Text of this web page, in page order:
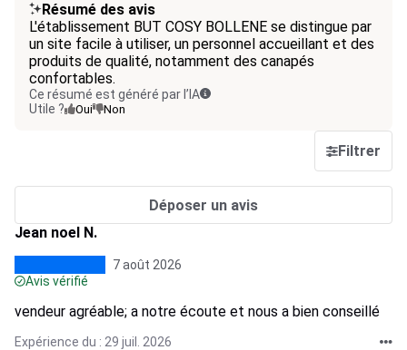
Résumé des avis
L'établissement BUT COSY BOLLENE se distingue par
un site facile à utiliser, un personnel accueillant et des
produits de qualité, notamment des canapés
confortables.
Ce résumé est généré par l’IA
Utile ?
Oui Non
Filtrer
Déposer un avis
Jean noel N.
7 août 2026
Avis vérifié
vendeur agréable; a notre écoute et nous a bien conseillé
Expérience du : 29 juil. 2026